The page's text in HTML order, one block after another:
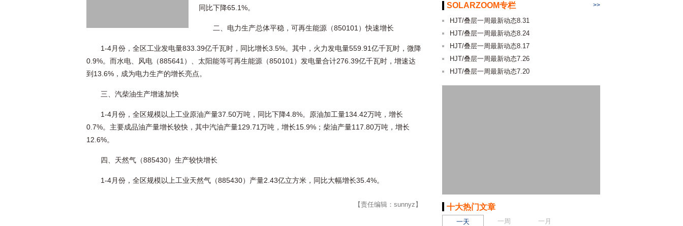
同比下降65.1%。
二、电力生产总体平稳，可再生能源（850101）快速增长
1-4月份，全区工业发电量833.39亿千瓦时，同比增长3.5%。其中，火力发电量559.91亿千瓦时，微降
0.9%。而水电、风电（885641）、太阳能等可再生能源（850101）发电量合计276.39亿千瓦时，增速达
到13.6%，成为电力生产的增长亮点。
三、汽柴油生产增速加快
1-4月份，全区规模以上工业原油产量37.50万吨，同比下降4.8%。原油加工量134.42万吨，增长
0.7%。主要成品油产量增长较快，其中汽油产量129.71万吨，增长15.9%；柴油产量117.80万吨，增长
12.6%。
四、天然气（885430）生产较快增长
1-4月份，全区规模以上工业天然气（885430）产量2.43亿立方米，同比大幅增长35.4%。
【责任编辑：sunnyz】
SOLARZOOM专栏 >>
HJT/叠层一周最新动态8.31
HJT/叠层一周最新动态8.24
HJT/叠层一周最新动态8.17
HJT/叠层一周最新动态7.26
HJT/叠层一周最新动态7.20
十大热门文章
一天 一周
一月